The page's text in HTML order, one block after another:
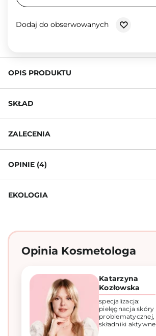
Dodaj do obserwowanych
OPIS PRODUKTU
SKŁAD
ZALECENIA
OPINIE (4)
EKOLOGIA
Opinia Kosmetologa
Katarzyna
Kozłowska
specjalizacja:
pielęgnacja skóry
problematycznej,
składniki aktywne